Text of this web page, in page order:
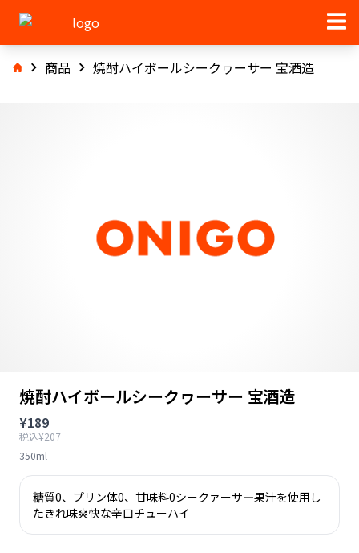
商品 焼酎ハイボールシークヮーサー 宝酒造
焼酎ハイボールシークヮーサー 宝酒造
¥189
税込¥207
350ml
糖質0、プリン体0、甘味料0シークァーサ―果汁を使用し
たきれ味爽快な辛口チューハイ